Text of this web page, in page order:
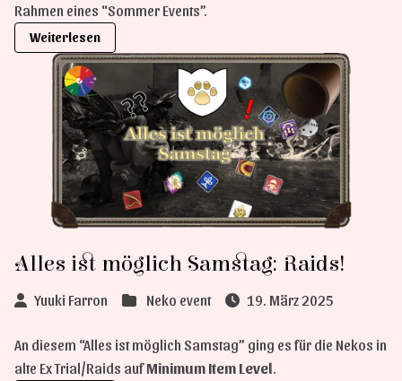
Rahmen eines “Sommer Events”.
Weiterlesen
Alles ist möglich Samstag: Raids!
Yuuki Farron Neko event 19. März 2025
An diesem “Alles ist möglich Samstag” ging es für die Nekos in
alte Ex Trial/Raids aufMinimum Item Level